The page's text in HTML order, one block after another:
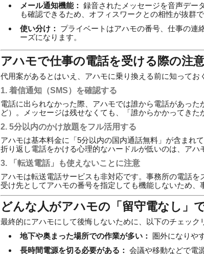
メール通知機能： 録音されたメッセージを音声デー
も確認できるため、オフィスワークとの相性が抜群で
使い分け：
プライベートはアハモの番号、仕事の連
ーズになります。
アハモで仕事の電話を受ける際の注
代用案があるとはいえ、アハモに乗り換える前に知ってお
1. 着信通知（SMS）を確認する
電話に出られなかった際、アハモでは誰から電話があっ
ど）。メッセージは残せなくても、「誰からかかってき
2. 5分以内のかけ放題をフル活用する
アハモは基本料金に「5分以内の国内通話無料」が含まれ
折り返し電話をかける心理的なハードルが低いのは、アハ
3. 「転送電話」も使えないことに注意
アハモは転送電話サービスも非対応です。事務所の電話
受け先としてアハモの番号を指定しても機能しないため、
どんな人がアハモの「留守電なし」
最終的にアハモにして後悔しないために、以下のチェック
地下や奥まった場所での作業が多い：
圏外になりや
長時間電源を切る必要がある： 会議や移動などで電